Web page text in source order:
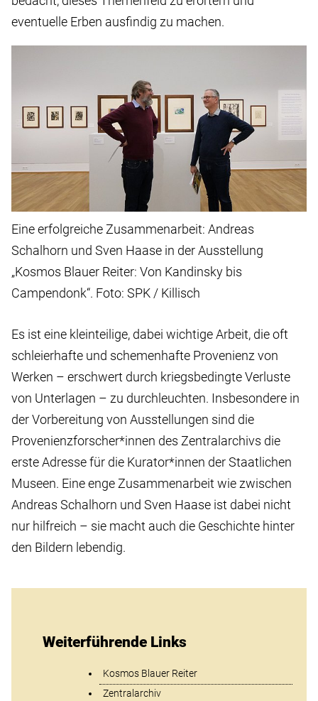
eventuelle Erben ausfindig zu machen.
Eine erfolgreiche Zusammenarbeit: Andreas
Schalhorn und Sven Haase in der Ausstellung
„Kosmos Blauer Reiter: Von Kandinsky bis
Campendonk“. Foto: SPK / Killisch
Es ist eine kleinteilige, dabei wichtige Arbeit, die oft
schleierhafte und schemenhafte Provenienz von
Werken – erschwert durch kriegsbedingte Verluste
von Unterlagen – zu durchleuchten. Insbesondere in
der Vorbereitung von Ausstellungen sind die
Provenienzforscher*innen des Zentralarchivs die
erste Adresse für die Kurator*innen der Staatlichen
Museen. Eine enge Zusammenarbeit wie zwischen
Andreas Schalhorn und Sven Haase ist dabei nicht
nur hilfreich – sie macht auch die Geschichte hinter
den Bildern lebendig.
Weiterführende Links
Kosmos Blauer Reiter
Zentralarchiv